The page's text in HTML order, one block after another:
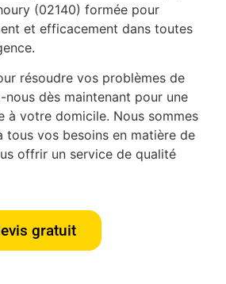
(02140) formée pour
et efficacement dans toutes
résoudre vos problèmes de
dès maintenant pour une
à votre domicile. Nous sommes
tous vos besoins en matière de
offrir un service de qualité
gratuit